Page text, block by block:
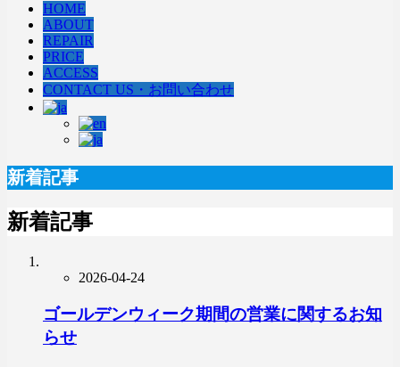
HOME
ABOUT
REPAIR
PRICE
ACCESS
CONTACT US・お問い合わせ
新着記事
新着記事
2026-04-24
ゴールデンウィーク期間の営業に関するお知
らせ